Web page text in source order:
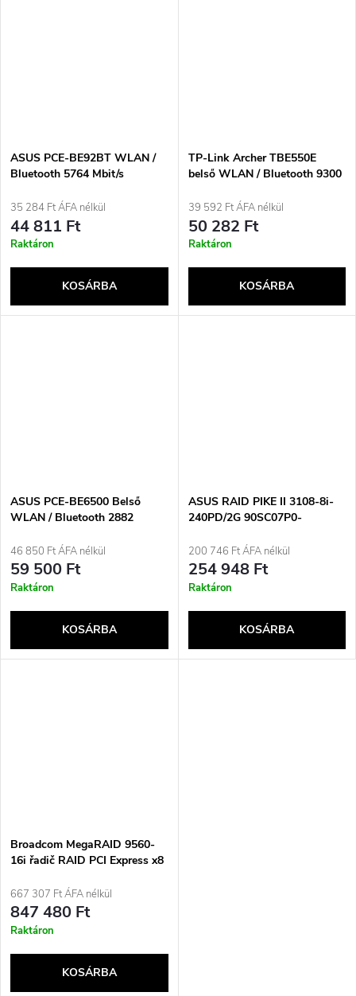
ASUS PCE-BE92BT WLAN /
Bluetooth 5764 Mbit/s
35 284 Ft ÁFA nélkül
44 811 Ft
Raktáron
KOSÁRBA
TP-Link Archer TBE550E
belső WLAN / Bluetooth 9300
39 592 Ft ÁFA nélkül
50 282 Ft
Raktáron
KOSÁRBA
ASUS PCE-BE6500 Belső
WLAN / Bluetooth 2882
46 850 Ft ÁFA nélkül
59 500 Ft
Raktáron
KOSÁRBA
ASUS RAID PIKE II 3108-8i-
240PD/2G 90SC07P0-
200 746 Ft ÁFA nélkül
254 948 Ft
Raktáron
KOSÁRBA
Broadcom MegaRAID 9560-
16i řadič RAID PCI Express x8
667 307 Ft ÁFA nélkül
847 480 Ft
Raktáron
KOSÁRBA